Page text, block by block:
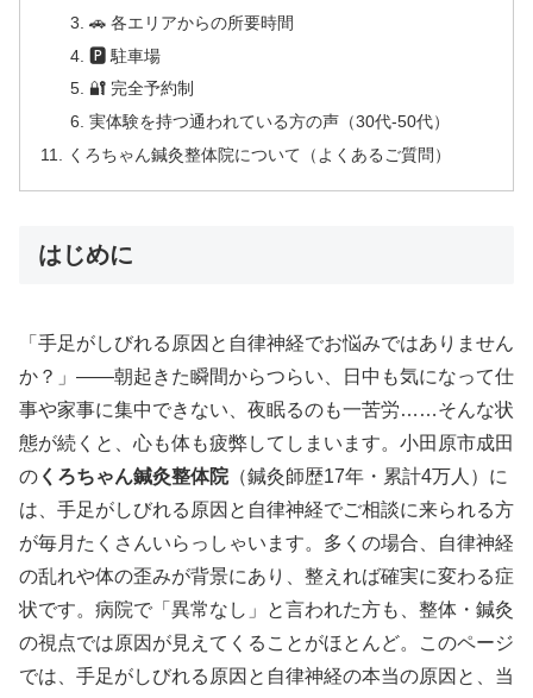
🚗 各エリアからの所要時間
🅿 駐車場
🔐 完全予約制
実体験を持つ通われている方の声（30代-50代）
くろちゃん鍼灸整体院について（よくあるご質問）
はじめに
「手足がしびれる原因と自律神経でお悩みではありません
か？」——朝起きた瞬間からつらい、日中も気になって仕
事や家事に集中できない、夜眠るのも一苦労……そんな状
態が続くと、心も体も疲弊してしまいます。小田原市成田
の くろちゃん鍼灸整体院（鍼灸師歴17年・累計4万人）に
は、手足がしびれる原因と自律神経でご相談に来られる方
が毎月たくさんいらっしゃいます。多くの場合、自律神経
の乱れや体の歪みが背景にあり、整えれば確実に変わる症
状です。病院で「異常なし」と言われた方も、整体・鍼灸
の視点では原因が見えてくることがほとんど。このページ
では、手足がしびれる原因と自律神経の本当の原因と、当